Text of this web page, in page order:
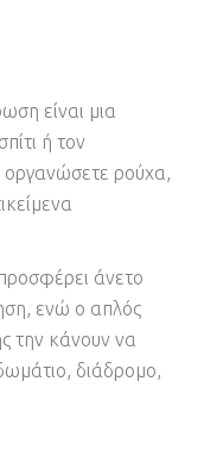
είναι μια
ή τον
οργανώσετε ρούχα,
άνετο
ενώ ο απλός
την κάνουν να
διάδρομο,